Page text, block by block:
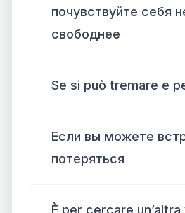
почувствуйте себя
свободнее
Se si può tremare e
Если вы можете
потеряться
È per cercare un’altra